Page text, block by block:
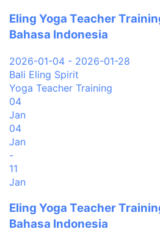
Eling Yoga Teacher
Bahasa Indonesia
2026-01-04 - 2026-01-28
Bali Eling Spirit
Yoga Teacher Training
04
Jan
04
Jan
-
11
Jan
Eling Yoga Teacher
Bahasa Indonesia